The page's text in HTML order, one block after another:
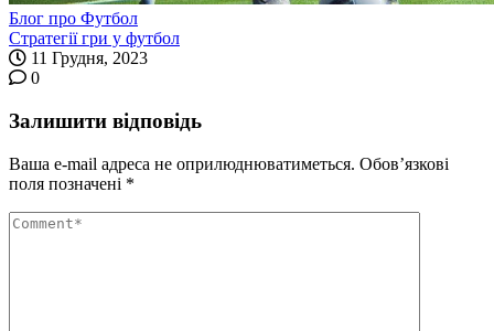
Блог про Футбол
Стратегії гри у футбол
11 Грудня, 2023
0
Залишити відповідь
Ваша e-mail адреса не оприлюднюватиметься. Обов’язкові
поля позначені *